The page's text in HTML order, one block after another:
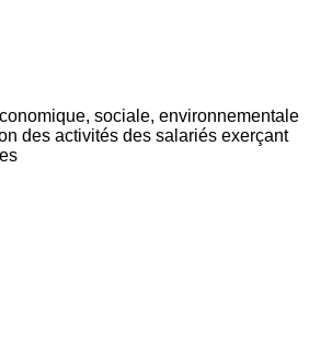
sociale, environnementale
des activités des salariés exerçant